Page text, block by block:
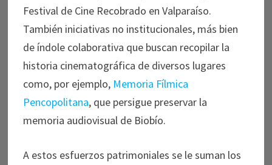
Festival de Cine Recobrado en Valparaíso.
También iniciativas no institucionales, más bien
de índole colaborativa que buscan recopilar la
historia cinematográfica de diversos lugares
como, por ejemplo, Memoria Fílmica
Pencopolitana, que persigue preservar la
memoria audiovisual de Biobío.
A estos esfuerzos patrimoniales se le suman los